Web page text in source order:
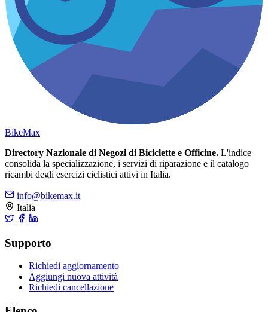
BikeMax
Directory Nazionale di Negozi di Biciclette e Officine. L'indice
consolida la specializzazione, i servizi di riparazione e il catalogo
ricambi degli esercizi ciclistici attivi in Italia.
info@bikemax.it
Italia
Supporto
Richiedi aggiornamento
Aggiungi nuova attività
Richiedi cancellazione